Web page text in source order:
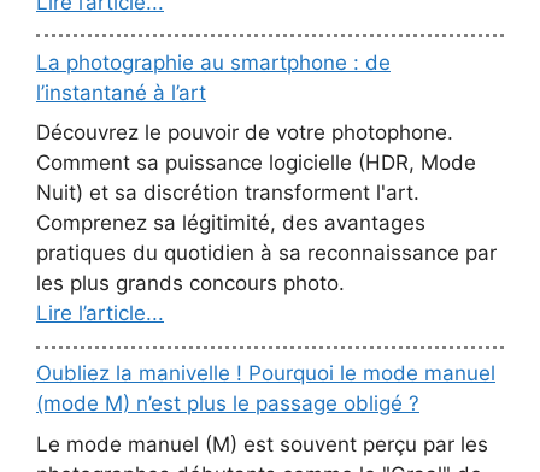
La photographie au smartphone : de
l’instantané à l’art
Découvrez le pouvoir de votre photophone.
Comment sa puissance logicielle (HDR, Mode
Nuit) et sa discrétion transforment l'art.
Comprenez sa légitimité, des avantages
pratiques du quotidien à sa reconnaissance par
les plus grands concours photo.
Lire l’article...
Oubliez la manivelle ! Pourquoi le mode manuel
(mode M) n’est plus le passage obligé ?
Le mode manuel (M) est souvent perçu par les